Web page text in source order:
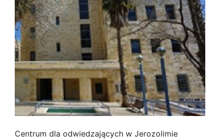
Centrum dla odwiedzających w Jerozolimie